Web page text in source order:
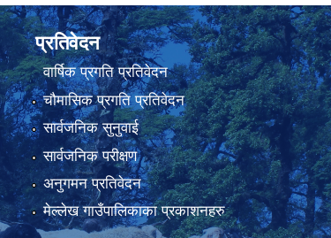
प्रतिवेदन
वार्षिक प्रगति प्रतिवेदन
चौमासिक प्रगति प्रतिवेदन
सार्वजनिक सुनुवाई
सार्वजनिक परीक्षण
अनुगमन प्रतिवेदन
मेल्लेख गाउँपालिकाका प्रकाशनहरु